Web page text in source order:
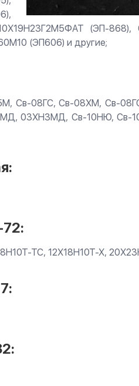
(ЭП-
(ЭП606) и другие;
Св-08ГС, Св-08ХМ, Св-
03ХН3МД, Св-10НЮ, Св-
ТС, 12Х18Н10Т-Х,